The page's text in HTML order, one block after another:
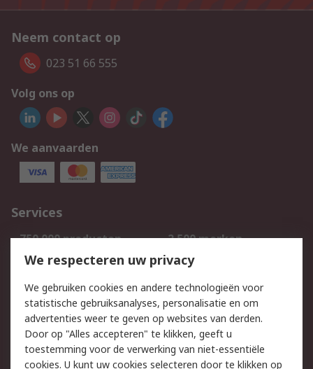
Neem contact op
023 51 66 555
Volg ons op
We aanvaarden
Services
750.000 producten
2.500 merken
Bestellen
Inkoopoplossingen
Track & Trace
Wettelijk
Cookiebeleid Email veiligheid
We respecteren uw privacy
We gebruiken cookies en andere technologieën voor
statistische gebruiksanalyses, personalisatie en om
advertenties weer te geven op websites van derden.
Door op "Alles accepteren" te klikken, geeft u
toestemming voor de verwerking van niet-essentiële
cookies. U kunt uw cookies selecteren door te klikken op